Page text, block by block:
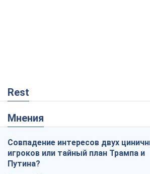
Rest
Мнения
Совпадение интересов двух
игроков или тайный план Трампа и
Путина?